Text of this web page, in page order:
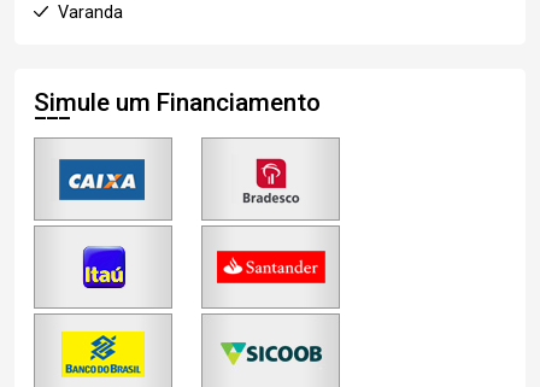
Varanda
Simule um Financiamento